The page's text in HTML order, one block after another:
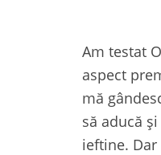
Am testat
aspect
mă
să aducă
ieftine.